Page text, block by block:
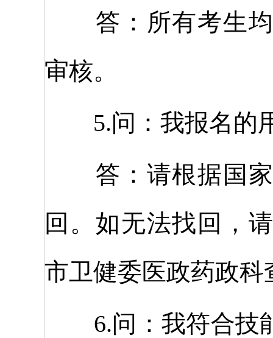
答：所有考生均
审核。
5.问：我报名的用
答：请根据国家
回。如无法找回，
市卫健委医政药政科
6.问：我符合技